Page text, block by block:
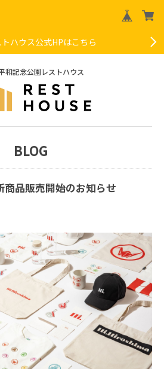
トハウス公式HPはこちら
和記念公園レストハウス
BLOG
品販売開始のお知らせ